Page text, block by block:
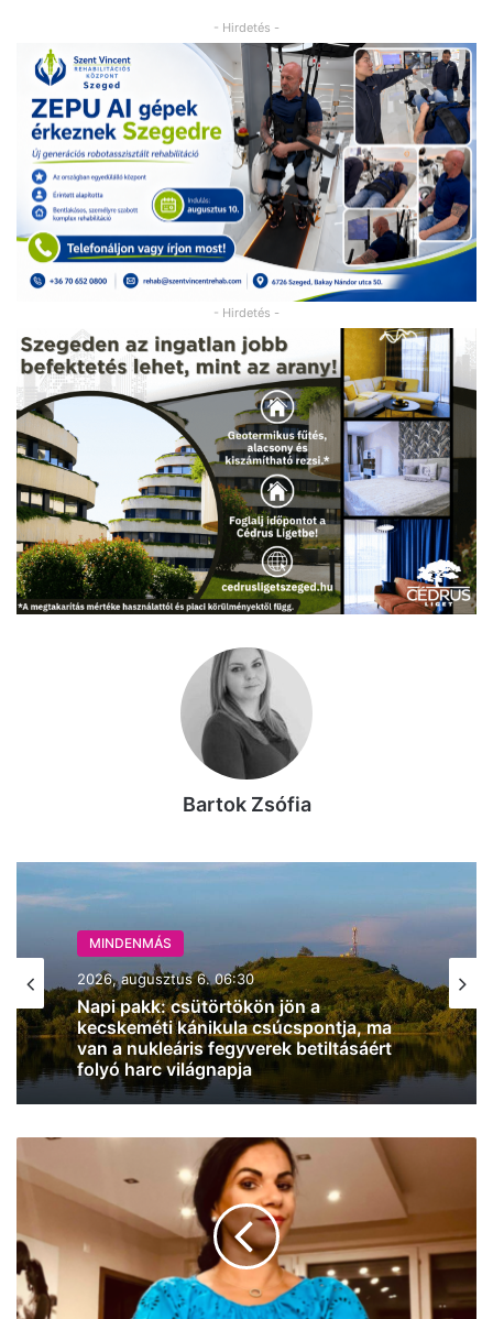
- Hirdetés -
- Hirdetés -
Bartok Zsófia
MINDENMÁS
2026, augusztus 6. 06:30
Napi pakk: csütörtökön jön a
kecskeméti kánikula csúcspontja, ma
van a nukleáris fegyverek betiltásáért
MINDENMÁS
2026, augusztus 5. 18:01
fokos hőség lesz Kecskeméten
365
család
csodálatos
–
FullAnyuuuu
közössége